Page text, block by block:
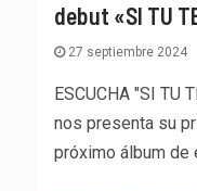
debut «SI TU
27 septiembre 2024
ESCUCHA "SI TU
nos presenta su
próximo álbum de